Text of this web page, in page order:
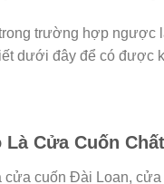
trường hợp ngược
dưới đây để có được
Là Cửa Cuốn
cửa cuốn Đài Loan,